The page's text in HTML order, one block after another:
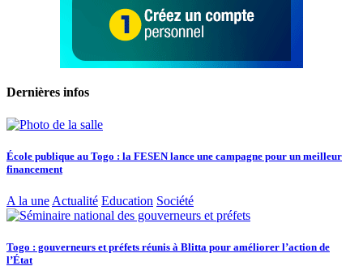
Dernières infos
École publique au Togo : la FESEN lance une campagne pour un meilleur
financement
A la une Actualité Education Société
Togo : gouverneurs et préfets réunis à Blitta pour améliorer l’action de
l’État